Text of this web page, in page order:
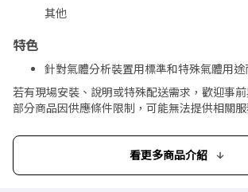
其他
特色
針對氣體分析裝置用標準和特殊氣體用途
組裝型號。
內容
材質:本體 不鏽鋼(SUS316)、閥座 聚四
烯(R)、膜片 不鏽鋼(SUS316)・聚四氟乙
GS系列
若有現場安裝、說明或特殊配送需求，歡迎事
部分商品因供應條件限制，可能無法提供相關服
看更多商品介紹